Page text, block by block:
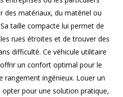
des matériaux, du matériel ou
taille compacte lui permet de
rues étroites et de trouver des
difficulté. Ce véhicule utilitaire
un confort optimal pour le
rangement ingénieux. Louer un
opter pour une solution pratique,